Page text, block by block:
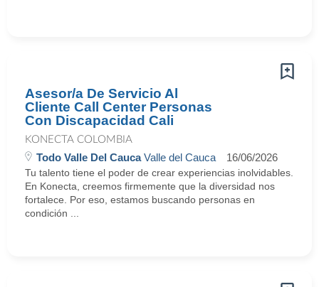
Asesor/a De Servicio Al
Cliente Call Center Personas
Con Discapacidad Cali
KONECTA COLOMBIA
Todo Valle Del CaucaValle del Cauca 16/06/2026
Tu talento tiene el poder de crear experiencias inolvidables.
En Konecta, creemos firmemente que la diversidad nos
fortalece. Por eso, estamos buscando personas en
condición ...